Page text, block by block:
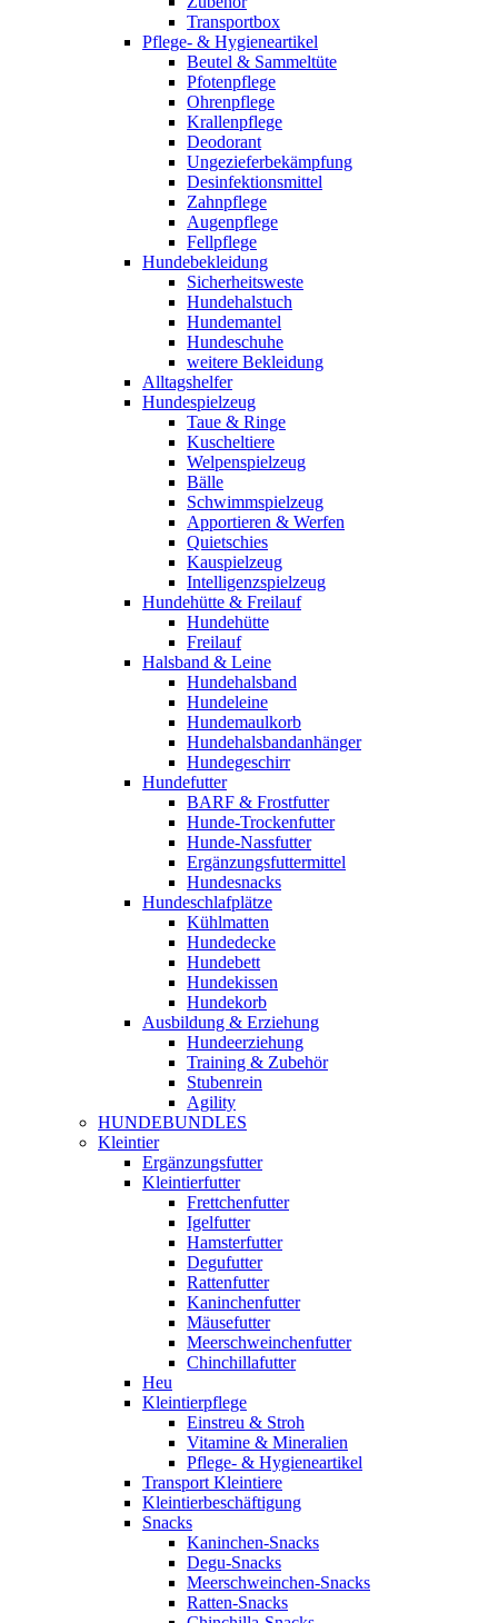
Transportbox
Pflege- & Hygieneartikel
Beutel & Sammeltüte
Pfotenpflege
Ohrenpflege
Krallenpflege
Deodorant
Ungezieferbekämpfung
Desinfektionsmittel
Zahnpflege
Augenpflege
Fellpflege
Hundebekleidung
Sicherheitsweste
Hundehalstuch
Hundemantel
Hundeschuhe
weitere Bekleidung
Alltagshelfer
Hundespielzeug
Taue & Ringe
Kuscheltiere
Welpenspielzeug
Bälle
Schwimmspielzeug
Apportieren & Werfen
Quietschies
Kauspielzeug
Intelligenzspielzeug
Hundehütte & Freilauf
Hundehütte
Freilauf
Halsband & Leine
Hundehalsband
Hundeleine
Hundemaulkorb
Hundehalsbandanhänger
Hundegeschirr
Hundefutter
BARF & Frostfutter
Hunde-Trockenfutter
Hunde-Nassfutter
Ergänzungsfuttermittel
Hundesnacks
Hundeschlafplätze
Kühlmatten
Hundedecke
Hundebett
Hundekissen
Hundekorb
Ausbildung & Erziehung
Hundeerziehung
Training & Zubehör
Stubenrein
Agility
HUNDEBUNDLES
Kleintier
Ergänzungsfutter
Kleintierfutter
Frettchenfutter
Igelfutter
Hamsterfutter
Degufutter
Rattenfutter
Kaninchenfutter
Mäusefutter
Meerschweinchenfutter
Chinchillafutter
Heu
Kleintierpflege
Einstreu & Stroh
Vitamine & Mineralien
Pflege- & Hygieneartikel
Transport Kleintiere
Kleintierbeschäftigung
Snacks
Kaninchen-Snacks
Degu-Snacks
Meerschweinchen-Snacks
Ratten-Snacks